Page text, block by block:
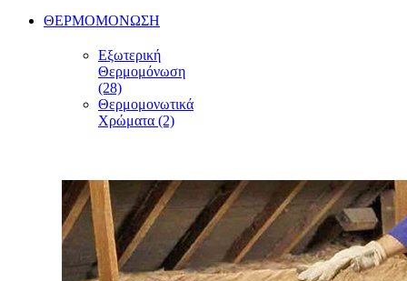
ΘΕΡΜΟΜΟΝΩΣΗ
Εξωτερική
Θερμομόνωση
(28)
Θερμομονωτικά
Χρώματα (2)